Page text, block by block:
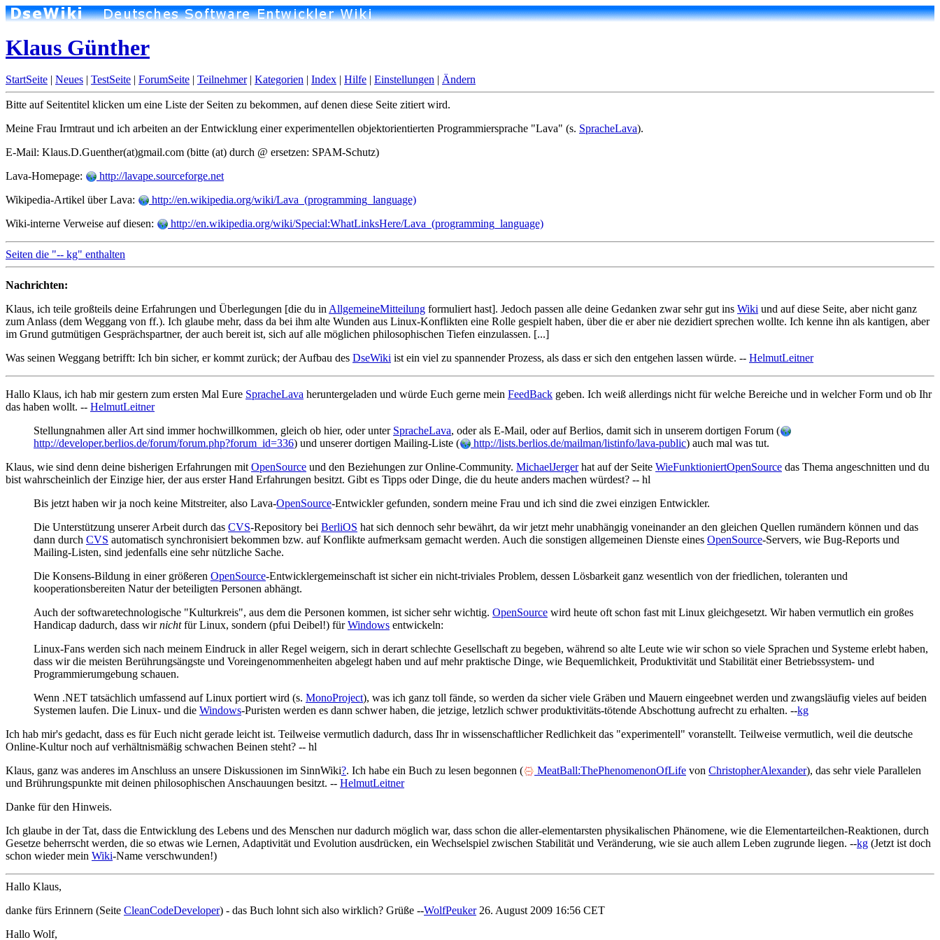
Klaus Günther
StartSeite | Neues | TestSeite | ForumSeite | Teilnehmer| Kategorien | Index | Hilfe | Einstellungen | Ändern
Bitte auf Seitentitel klicken um eine Liste der Seiten zu bekommen, auf denen diese Seite zitiert wird.
Meine Frau Irmtraut und ich arbeiten an der Entwicklung einer experimentellen objektorientierten Programmiersprache "Lava" (s. SpracheLava).
E-Mail: Klaus.D.Guenther(at)gmail.com (bitte (at) durch @ ersetzen: SPAM-Schutz)
Lava-Homepage:
http://lavape.sourceforge.net
Wikipedia-Artikel über Lava:
http://en.wikipedia.org/wiki/Lava_(programming_language)
Wiki-interne Verweise auf diesen:
http://en.wikipedia.org/wiki/Special:WhatLinksHere/Lava_(programming_language)
Seiten die "-- kg" enthalten
Nachrichten:
Klaus, ich teile großteils deine Erfahrungen und Überlegungen [die du in AllgemeineMitteilung formuliert hast]. Jedoch passen alle deine Gedanken zwar sehr gut ins Wiki und auf diese Seite, aber nicht ganz
zum Anlass (dem Weggang von ff.). Ich glaube mehr, dass da bei ihm alte Wunden aus Linux-Konflikten eine Rolle gespielt haben, über die er aber nie dezidiert sprechen wollte. Ich kenne ihn als kantigen, aber
im Grund gutmütigen Gesprächspartner, der auch bereit ist, sich auf alle möglichen philosophischen Tiefen einzulassen. [...]
Was seinen Weggang betrifft: Ich bin sicher, er kommt zurück; der Aufbau des DseWiki ist ein viel zu spannender Prozess, als dass er sich den entgehen lassen würde. -- HelmutLeitner
Hallo Klaus, ich hab mir gestern zum ersten Mal Eure SpracheLava heruntergeladen und würde Euch gerne mein FeedBack geben. Ich weiß allerdings nicht für welche Bereiche und in welcher Form und ob Ihr
das haben wollt. -- HelmutLeitner
Stellungnahmen aller Art sind immer hochwillkommen, gleich ob hier, oder unter SpracheLava, oder als E-Mail, oder auf Berlios, damit sich in unserem dortigen Forum (
http://developer.berlios.de/forum/forum.php?forum_id=336) und unserer dortigen Mailing-Liste ( http://lists.berlios.de/mailman/listinfo/lava-public) auch mal was tut.
Klaus, wie sind denn deine bisherigen Erfahrungen mit OpenSource und den Beziehungen zur Online-Community. MichaelJergerhat auf der Seite WieFunktioniertOpenSource das Thema angeschnitten und du
bist wahrscheinlich der Einzige hier, der aus erster Hand Erfahrungen besitzt. Gibt es Tipps oder Dinge, die du heute anders machen würdest? -- hl
Bis jetzt haben wir ja noch keine Mitstreiter, also Lava-OpenSource-Entwickler gefunden, sondern meine Frau und ich sind die zwei einzigen Entwickler.
Die Unterstützung unserer Arbeit durch das CVS-Repository bei BerliOS hat sich dennoch sehr bewährt, da wir jetzt mehr unabhängig voneinander an den gleichen Quellen rumändern können und das
dann durch CVS automatisch synchronisiert bekommen bzw. auf Konflikte aufmerksam gemacht werden. Auch die sonstigen allgemeinen Dienste eines OpenSource-Servers, wie Bug-Reports und
Mailing-Listen, sind jedenfalls eine sehr nützliche Sache.
Die Konsens-Bildung in einer größeren OpenSource-Entwicklergemeinschaft ist sicher ein nicht-triviales Problem, dessen Lösbarkeit ganz wesentlich von der friedlichen, toleranten und
kooperationsbereiten Natur der beteiligten Personen abhängt.
Auch der softwaretechnologische "Kulturkreis", aus dem die Personen kommen, ist sicher sehr wichtig. OpenSource wird heute oft schon fast mit Linux gleichgesetzt. Wir haben vermutlich ein großes
Handicap dadurch, dass wirnichtfür Linux, sondern (pfui Deibel!) fürWindows entwickeln:
Linux-Fans werden sich nach meinem Eindruck in aller Regel weigern, sich in derart schlechte Gesellschaft zu begeben, während so alte Leute wie wir schon so viele Sprachen und Systeme erlebt haben,
dass wir die meisten Berührungsängste und Voreingenommenheiten abgelegt haben und auf mehr praktische Dinge, wie Bequemlichkeit, Produktivität und Stabilität einer Betriebssystem- und
Programmierumgebung schauen.
Wenn .NET tatsächlich umfassend auf Linux portiert wird (s. MonoProject), was ich ganz toll fände, so werden da sicher viele Gräben und Mauern eingeebnet werden und zwangsläufig vieles auf beiden
Systemen laufen. Die Linux- und die Windows-Puristen werden es dann schwer haben, die jetzige, letzlich schwer produktivitäts-tötende Abschottung aufrecht zu erhalten. --kg
Ich hab mir's gedacht, dass es für Euch nicht gerade leicht ist. Teilweise vermutlich dadurch, dass Ihr in wissenschaftlicher Redlichkeit das "experimentell" voranstellt. Teilweise vermutlich, weil die deutsche
Online-Kultur noch auf verhältnismäßig schwachen Beinen steht? -- hl
Klaus, ganz was anderes im Anschluss an unsere Diskussionen im SinnWiki?. Ich habe ein Buch zu lesen begonnen ( MeatBall:ThePhenomenonOfLife von ChristopherAlexander), das sehr viele Parallelen
und Brührungspunkte mit deinen philosophischen Anschauungen besitzt. -- HelmutLeitner
Danke für den Hinweis.
Ich glaube in der Tat, dass die Entwicklung des Lebens und des Menschen nur dadurch möglich war, dass schon die aller-elementarsten physikalischen Phänomene, wie die Elementarteilchen-Reaktionen, durch
Gesetze beherrscht werden, die so etwas wie Lernen, Adaptivität und Evolution ausdrücken, ein Wechselspiel zwischen Stabilität und Veränderung, wie sie auch allem Leben zugrunde liegen. --kg (Jetzt ist doch
schon wieder mein Wiki-Name verschwunden!)
Hallo Klaus,
danke fürs Erinnern (Seite CleanCodeDeveloper) - das Buch lohnt sich also wirklich? Grüße --WolfPeuker26. August 2009 16:56 CET
Hallo Wolf,